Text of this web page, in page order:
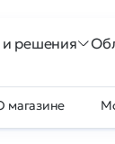
решения
магазине